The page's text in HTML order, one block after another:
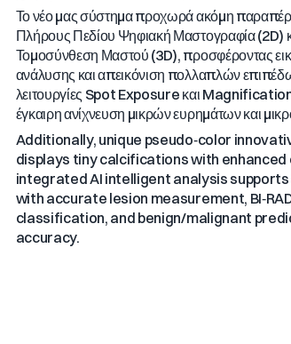
Το νέο μας σύστημα προχωρά ακόμη
Πλήρους Πεδίου Ψηφιακή Μαστογραφία (2D)
Τομοσύνθεση Μαστού (3D), προσφέροντας
ανάλυσης και απεικόνιση πολλαπλών
λειτουργίες Spot Exposure και
έγκαιρη ανίχνευση μικρών ευρημάτων και
Additionally, unique pseudo‑color
displays tiny calcifications with enhanced
integrated AI intelligent analysis
with accurate lesion measurement,
classification, and benign/malignant
accuracy.